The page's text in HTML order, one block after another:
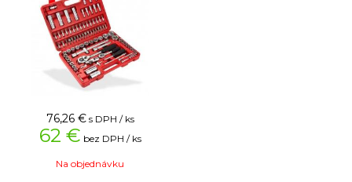
76,26 € s DPH / ks
62 € bez DPH / ks
Na objednávku